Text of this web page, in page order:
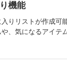
機能
りリストが作成可
、気になるアイテ